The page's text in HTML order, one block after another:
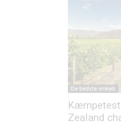
De bedste vinkøb
Zealand